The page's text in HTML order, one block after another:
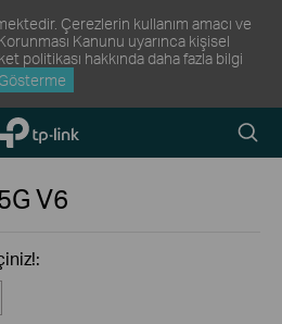
Çerezlerin kullanım amacı ve
Kanunu uyarınca kişisel
politikası hakkında daha fazla bilgi
TP-Link,
Reliably
Arama
V6